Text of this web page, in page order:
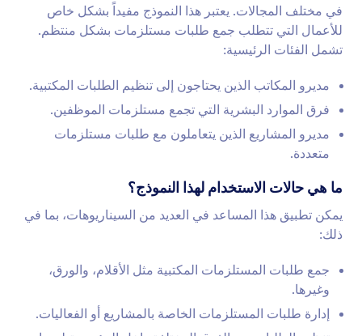
في مختلف المجالات. يعتبر هذا النموذج مفيداً بشكل خاص
للأعمال التي تتطلب جمع طلبات مستلزمات بشكل منتظم.
تشمل الفئات الرئيسية:
مديرو المكاتب الذين يحتاجون إلى تنظيم الطلبات المكتبية.
فرق الموارد البشرية التي تجمع مستلزمات الموظفين.
مديرو المشاريع الذين يتعاملون مع طلبات مستلزمات
متعددة.
ما هي حالات الاستخدام لهذا النموذج؟
يمكن تطبيق هذا المساعد في العديد من السيناريوهات، بما في
ذلك:
جمع طلبات المستلزمات المكتبية مثل الأقلام، والورق،
وغيرها.
إدارة طلبات المستلزمات الخاصة بالمشاريع أو الفعاليات.